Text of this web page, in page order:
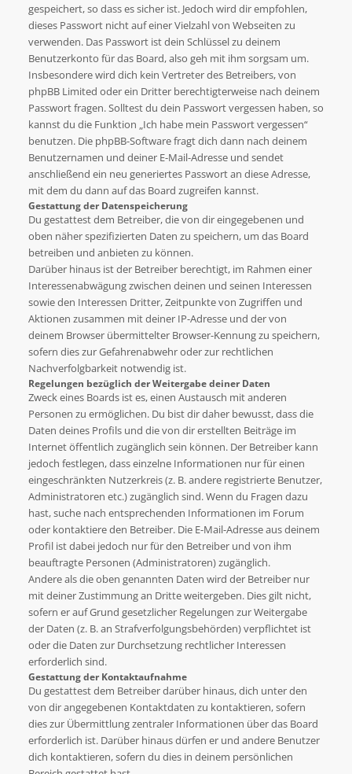
gespeichert, so dass es sicher ist. Jedoch wird dir empfohlen,
dieses Passwort nicht auf einer Vielzahl von Webseiten zu
verwenden. Das Passwort ist dein Schlüssel zu deinem
Benutzerkonto für das Board, also geh mit ihm sorgsam um.
Insbesondere wird dich kein Vertreter des Betreibers, von
phpBB Limited oder ein Dritter berechtigterweise nach deinem
Passwort fragen. Solltest du dein Passwort vergessen haben, so
kannst du die Funktion „Ich habe mein Passwort vergessen“
benutzen. Die phpBB-Software fragt dich dann nach deinem
Benutzernamen und deiner E-Mail-Adresse und sendet
anschließend ein neu generiertes Passwort an diese Adresse,
mit dem du dann auf das Board zugreifen kannst.
Gestattung der Datenspeicherung
Du gestattest dem Betreiber, die von dir eingegebenen und
oben näher spezifizierten Daten zu speichern, um das Board
betreiben und anbieten zu können.
Darüber hinaus ist der Betreiber berechtigt, im Rahmen einer
Interessenabwägung zwischen deinen und seinen Interessen
sowie den Interessen Dritter, Zeitpunkte von Zugriffen und
Aktionen zusammen mit deiner IP-Adresse und der von
deinem Browser übermittelter Browser-Kennung zu speichern,
sofern dies zur Gefahrenabwehr oder zur rechtlichen
Nachverfolgbarkeit notwendig ist.
Regelungen bezüglich der Weitergabe deiner Daten
Zweck eines Boards ist es, einen Austausch mit anderen
Personen zu ermöglichen. Du bist dir daher bewusst, dass die
Daten deines Profils und die von dir erstellten Beiträge im
Internet öffentlich zugänglich sein können. Der Betreiber kann
jedoch festlegen, dass einzelne Informationen nur für einen
eingeschränkten Nutzerkreis (z. B. andere registrierte Benutzer,
Administratoren etc.) zugänglich sind. Wenn du Fragen dazu
hast, suche nach entsprechenden Informationen im Forum
oder kontaktiere den Betreiber. Die E-Mail-Adresse aus deinem
Profil ist dabei jedoch nur für den Betreiber und von ihm
beauftragte Personen (Administratoren) zugänglich.
Andere als die oben genannten Daten wird der Betreiber nur
mit deiner Zustimmung an Dritte weitergeben. Dies gilt nicht,
sofern er auf Grund gesetzlicher Regelungen zur Weitergabe
der Daten (z. B. an Strafverfolgungsbehörden) verpflichtet ist
oder die Daten zur Durchsetzung rechtlicher Interessen
erforderlich sind.
Gestattung der Kontaktaufnahme
Du gestattest dem Betreiber darüber hinaus, dich unter den
von dir angegebenen Kontaktdaten zu kontaktieren, sofern
dies zur Übermittlung zentraler Informationen über das Board
erforderlich ist. Darüber hinaus dürfen er und andere Benutzer
dich kontaktieren, sofern du dies in deinem persönlichen